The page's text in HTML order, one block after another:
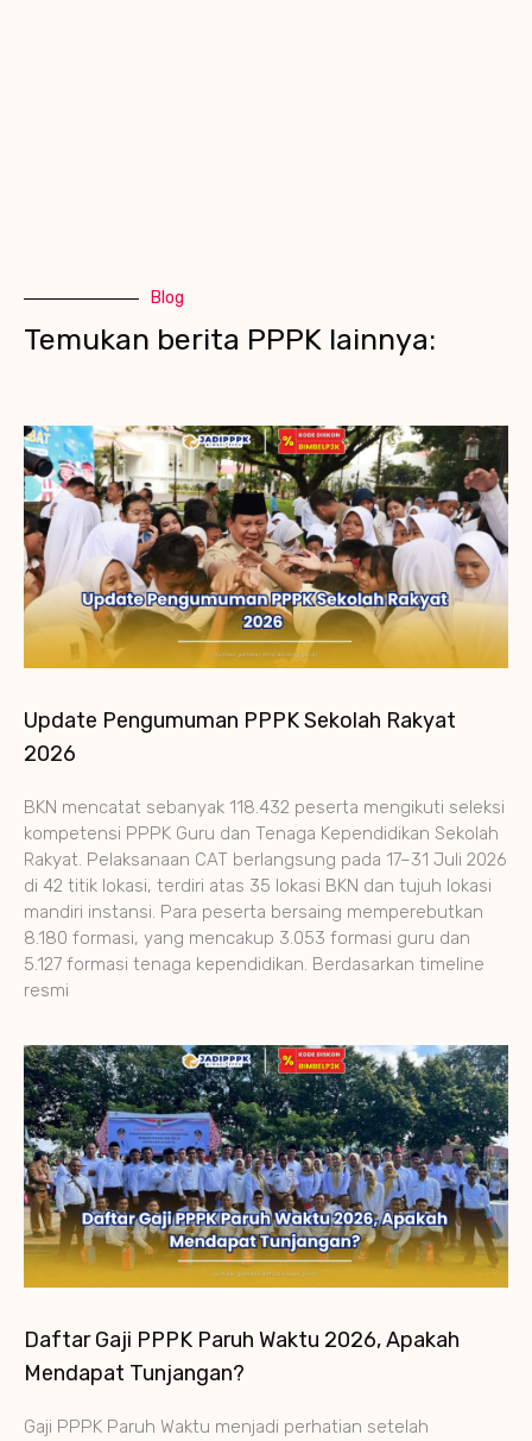
Blog
Temukan berita PPPK lainnya:
Update Pengumuman PPPK Sekolah Rakyat
2026
BKN mencatat sebanyak 118.432 peserta mengikuti seleksi
kompetensi PPPK Guru dan Tenaga Kependidikan Sekolah
Rakyat. Pelaksanaan CAT berlangsung pada 17–31 Juli 2026
di 42 titik lokasi, terdiri atas 35 lokasi BKN dan tujuh lokasi
mandiri instansi. Para peserta bersaing memperebutkan
8.180 formasi, yang mencakup 3.053 formasi guru dan
5.127 formasi tenaga kependidikan. Berdasarkan timeline
resmi
Daftar Gaji PPPK Paruh Waktu 2026, Apakah
Mendapat Tunjangan?
Gaji PPPK Paruh Waktu menjadi perhatian setelah